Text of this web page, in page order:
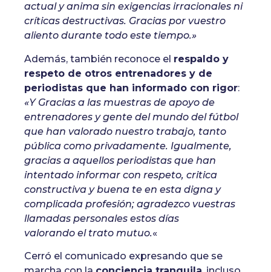
actual y anima sin exigencias irracionales ni
críticas destructivas. Gracias por vuestro
aliento durante todo este tiempo.»
Además, también reconoce el respaldo y
respeto de otros entrenadores y de
periodistas que han informado con rigor:
«Y Gracias a las muestras de apoyo de
entrenadores y gente del mundo del fútbol
que han valorado nuestro trabajo, tanto
pública como privadamente. Igualmente,
gracias a aquellos periodistas que han
intentado informar con respeto, critica
constructiva y buena te en esta digna y
complicada profesión; agradezco vuestras
llamadas personales estos días
valorando el trato mutuo.«
Cerró el comunicado expresando que se